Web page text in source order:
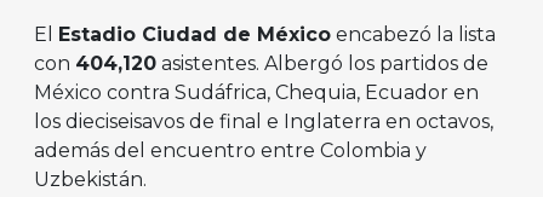
El Estadio Ciudad de México encabezó la lista
con 404,120 asistentes. Albergó los partidos de
México contra Sudáfrica, Chequia, Ecuador en
los dieciseisavos de final e Inglaterra en octavos,
además del encuentro entre Colombia y
Uzbekistán.